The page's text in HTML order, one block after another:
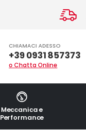
CHIAMACI ADESSO
+39 0931 857373
o Chatta Online
Meccanica e
Performance